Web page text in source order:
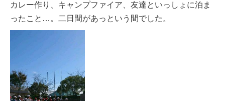
カレー作り、キャンプファイア、友達といっしょに泊ま
ったこと…。二日間があっという間でした。